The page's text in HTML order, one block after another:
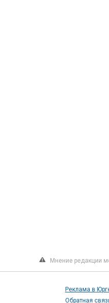
Мнение редакции
Реклама в
Обратная